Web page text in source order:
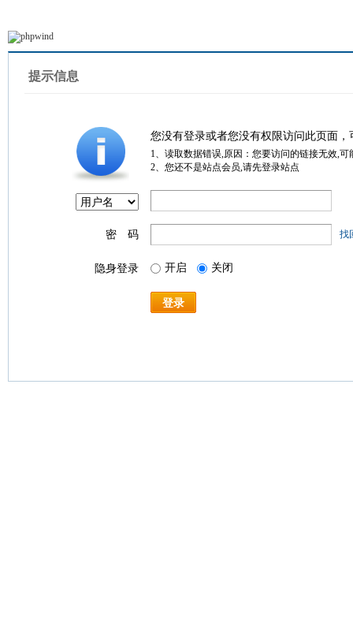
提示信息
您没有登录或者您没有权限访问此页面
1、读取数据错误,原因：您要访问的链接无效,
2、您还不是站点会员,请先登录站点
密 码 找
隐身登录 开启 关闭
登录